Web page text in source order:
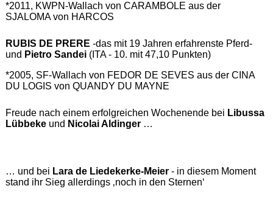
*2011, KWPN-Wallach von CARAMBOLE aus der
SJALOMA von HARCOS
RUBIS DE PRERE -das mit 19 Jahren erfahrenste Pferd-
und Pietro Sandei(ITA - 10. mit 47,10 Punkten)
*2005, SF-Wallach von FEDOR DE SEVES aus der CINA
DU LOGIS von QUANDY DU MAYNE
Freude nach einem erfolgreichen Wochenende bei Libussa
Lübbeke und Nicolai Aldinger…
… und bei Lara de Liedekerke-Meier- in diesem Moment
stand ihr Sieg allerdings ‚noch in den Sternen‘